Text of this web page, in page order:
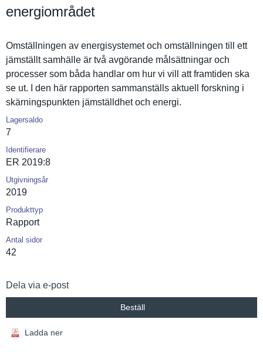
energiområdet
Omställnin­gen av energisyst­emet och omställnin­gen till ett
jämställt samhälle är två avgörande målsättnin­gar och
processer som båda handlar om hur vi vill att framtiden ska
se ut. I den här rapporten sammanstäl­ls aktuell forskning i
skärningsp­unkten jämställdh­et och energi.
Lagersaldo
7
Identifierare
ER 2019:8
Utgivningsår
2019
Produkttyp
Rapport
Antal sidor
42
Dela via e-post
Beställ
Ladda ner